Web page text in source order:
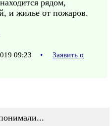
рядом,
и жилье от пожаров.
09:23 •
Заявить о